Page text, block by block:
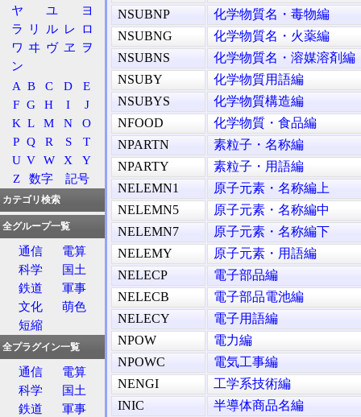
NSUBNP
化学物質名・毒物編
NSUBNG
化学物質名・火薬編
NSUBNS
化学物質名・溶媒溶剤編
NSUBY
化学物質用語編
NSUBYS
化学物質構造編
NFOOD
化学物質・食品編
NPARTN
素粒子・名称編
NPARTY
素粒子・用語編
NELEMN1
原子元素・名称編上
NELEMN5
原子元素・名称編中
NELEMN7
原子元素・名称編下
NELEMY
原子元素・用語編
NELECP
電子部品編
NELECB
電子部品電池編
NELECY
電子用語編
NPOW
電力編
NPOWC
電気工事編
NENGI
工学系技術編
INIC
半導体商品名編
ヤ
ユ
ヨ
ラ
リ ル レ ロ
ワ ヰ ヴ ヱ
ヲ
ン
A B C D
E
F G H I
J
K L M N
O
P Q R S
T
U V W X
Y
Z
数字 記号
カテゴリ検索
全グループ一覧
通信
電算
科学
国土
鉄道
軍事
文化
萌色
短縮
全プラグイン一覧
通信
電算
科学
国土
鉄道
軍事